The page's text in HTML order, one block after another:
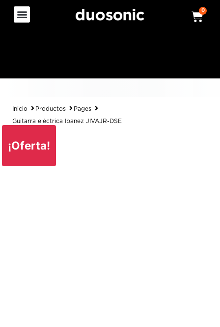
0
Inicio Productos Pages
Guitarra eléctrica Ibanez JIVAJR-DSE
¡Oferta!